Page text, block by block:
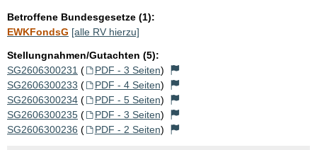
t
e
Betroffene Bundesgesetze (1):
EWKFondsG [alle RV hierzu]
Stellungnahmen/Gutachten (5):
SG2606300231 ( PDF - 3 Seiten)
SG2606300233 ( PDF - 4 Seiten)
SG2606300234 ( PDF - 5 Seiten)
SG2606300235 ( PDF - 3 Seiten)
SG2606300236 ( PDF - 2 Seiten)